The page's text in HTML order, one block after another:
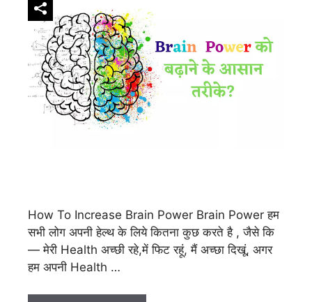
How To Increase Brain Power Brain Power हम
सभी लोग अपनी हेल्थ के लिये कितना कुछ करते है , जैसे कि
— मेरी Health अच्छी रहे,में फिट रहूं, मैं अच्छा दिखूं, अगर
हम अपनी Health …